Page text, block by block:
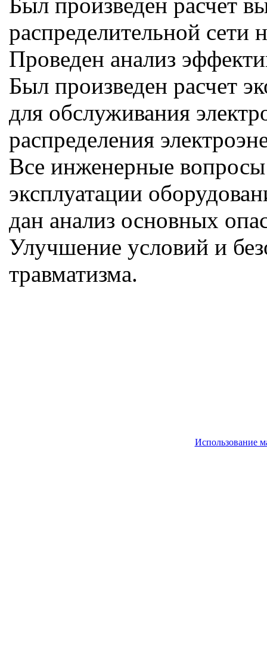
Был произведен расчет
распределительной
Проведен анализ
Был произведен расчет
для обслуживания
распределения
Все инженерные вопросы
эксплуатации
дан анализ основных
Улучшение условий и
травматизма.
Использование